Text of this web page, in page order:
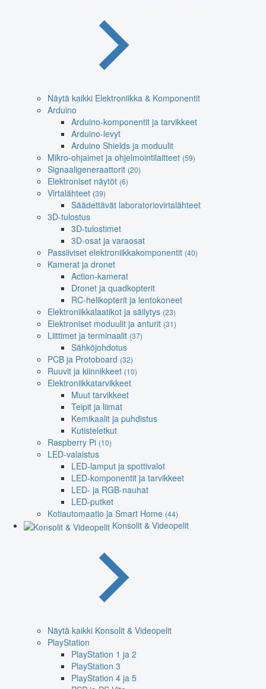
Näytä kaikki Elektroniikka & Komponentit
Arduino
Arduino-komponentit ja tarvikkeet
Arduino-levyt
Arduino Shields ja moduulit
Mikro-ohjaimet ja ohjelmointilaitteet (59)
Signaaligeneraattorit (20)
Elektroniset näytöt (6)
Virtalähteet (39)
Säädettävät laboratoriovirtalähteet
3D-tulostus
3D-tulostimet
3D-osat ja varaosat
Passiiviset elektroniikkakomponentit (40)
Kamerat ja dronet
Action-kamerat
Dronet ja quadkopterit
RC-helikopterit ja lentokoneet
Elektroniikkalaatikot ja säilytys (23)
Elektroniset moduulit ja anturit (31)
Liittimet ja terminaalit (37)
Sähköjohdotus
PCB ja Protoboard (32)
Ruuvit ja kiinnikkeet (10)
Elektroniikkatarvikkeet
Muut tarvikkeet
Teipit ja liimat
Kemikaalit ja puhdistus
Kutisteletkut
Raspberry Pi (10)
LED-valaistus
LED-lamput ja spottivalot
LED-komponentit ja tarvikkeet
LED- ja RGB-nauhat
LED-putket
Kotiautomaatio ja Smart Home (44)
Konsolit & Videopelit
Näytä kaikki Konsolit & Videopelit
PlayStation
PlayStation 1 ja 2
PlayStation 3
PlayStation 4 ja 5